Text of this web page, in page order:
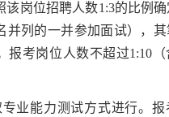
该岗位招聘人数1:3的比例
并列的一并参加面试），
报考岗位人数不超过1:10
业能力测试方式进行。报